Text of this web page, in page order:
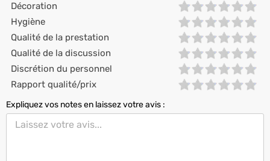
Décoration
Hygiène
Qualité de la prestation
Qualité de la discussion
Discrétion du personnel
Rapport qualité/prix
Expliquez vos notes en laissez votre avis :